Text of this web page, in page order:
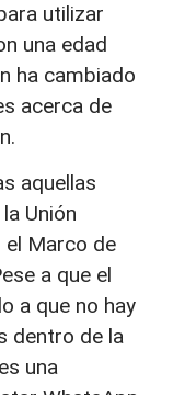
utilizar
una edad
ha cambiado
acerca de
aquellas
Unión
el Marco de
a que el
a que no hay
dentro de la
una